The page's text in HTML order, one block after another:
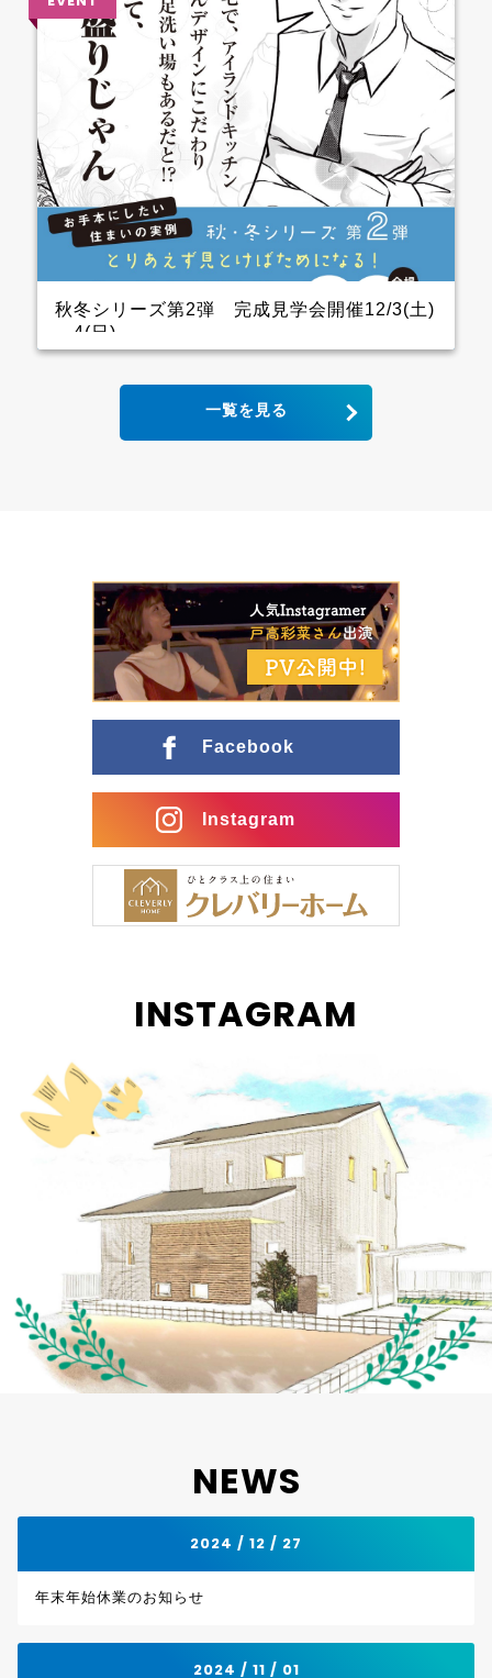
(日) ■会場：大分県津久見市 ご予約いただいた方に
は、現地地図をメールまたは郵送いたします。 ▼ ご
来場で人気のＬOGOSグッズをプレゼント！ ファイナ
ンスシャルプランナーによる資金計画のご相談も実
施。 お手本どころ！！ 玄関 玄関を上がってすぐのと
ころに手洗器を設置しているので、とても衛生的。 1.5
帖あるSCLは三輪車やベビーカーなどおける広さなの
でファミリー層に嬉しいです。 キッチン キッチン背
面のカップボードの横に造作カウンターを設けている
ので、キッチン用の家電を横一列にきれいに並べられ
ます。 パントリーも十分に幅をとっていて大容量の収
納が可能！ リビングから死角になるところに上手に配
置しています。 &ensp […]
秋冬シリーズ第2弾 完成見学会開催12/3(土)
～4(日)
2世帯住宅の完成見学会 クレバリーホーム完成見学
会！ 12月3日(土)4日(日) ■会場：大分県大分市宮河内
ご予約いただいた方には、現地地図をメールまたは郵
一列分多い仕様になっています ダイニング スタイリ
ッシュなキッチンから見えるダイニングにはＷ2600の
壁面収納があり 洗練された3枚引き違いの内装建具が
空間をひきしめてくれます インナーガレージ 家族の
趣味のバイクは専用のインナーガレージを設け、リビ
ングとの行き来がスムーズな間取りに インナーガレー
ジ […]
一覧を見る
Facebook
Instagram
INSTAGRAM
NEWS
2024 / 12 / 27
年末年始休業のお知らせ
2024 / 11 / 01